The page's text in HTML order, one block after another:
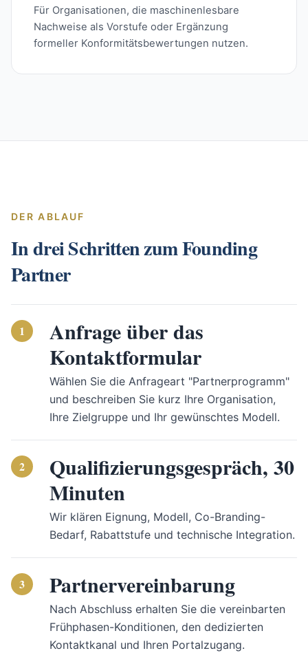
Für Organisationen, die maschinenlesbare
Nachweise als Vorstufe oder Ergänzung
formeller Konformitätsbewertungen nutzen.
DER ABLAUF
In drei Schritten zum Founding
Partner
Anfrage über das
Kontaktformular
Wählen Sie die Anfrageart "Partnerprogramm"
und beschreiben Sie kurz Ihre Organisation,
Ihre Zielgruppe und Ihr gewünschtes Modell.
Qualifizierungsgespräch, 30
Minuten
Wir klären Eignung, Modell, Co-Branding-
Bedarf, Rabattstufe und technische Integration.
Partnervereinbarung
Nach Abschluss erhalten Sie die vereinbarten
Frühphasen-Konditionen, den dedizierten
Kontaktkanal und Ihren Portalzugang.